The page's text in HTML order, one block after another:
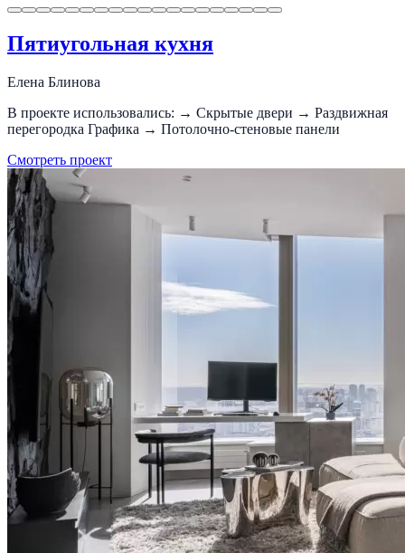
Пятиугольная кухня
Елена Блинова
В проекте использовались: → Скрытые двери → Раздвижная
перегородка Графика → Потолочно-стеновые панели
Смотреть проект